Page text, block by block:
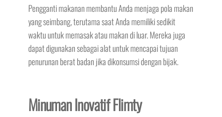
Pengganti makanan membantu Anda menjaga pola makan
yang seimbang, terutama saat Anda memiliki sedikit
waktu untuk memasak atau makan di luar. Mereka juga
dapat digunakan sebagai alat untuk mencapai tujuan
penurunan berat badan jika dikonsumsi dengan bijak.
Minuman Inovatif Flimty